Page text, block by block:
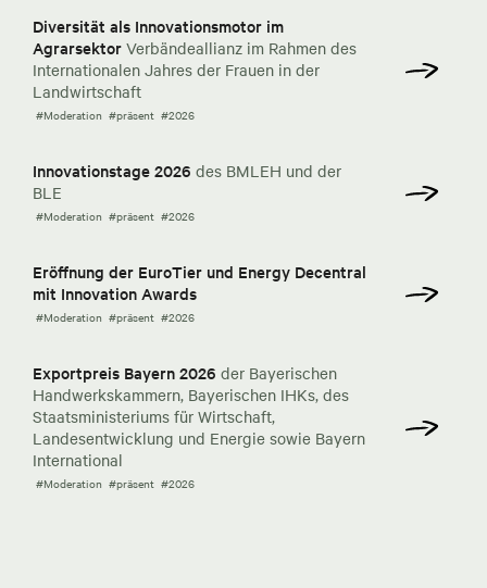
Diversität als Innovationsmotor im
Agrarsektor Verbändeallianz im Rahmen des
Internationalen Jahres der Frauen in der
Landwirtschaft
#Moderation #präsent #2026
Innovationstage 2026 des BMLEH und der
BLE
#Moderation #präsent #2026
Eröffnung der EuroTier und Energy Decentral
mit Innovation Awards
#Moderation #präsent #2026
Exportpreis Bayern 2026 der Bayerischen
Handwerkskammern, Bayerischen IHKs, des
Staatsministeriums für Wirtschaft,
Landesentwicklung und Energie sowie Bayern
International
#Moderation #präsent #2026